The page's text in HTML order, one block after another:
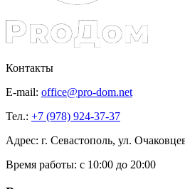
Контакты
E-mail: office@pro-dom.net
Тел.: +7 (978) 924-37-37
Адрес: г. Севастополь, ул.
Время работы: с 10:00 до 20:00